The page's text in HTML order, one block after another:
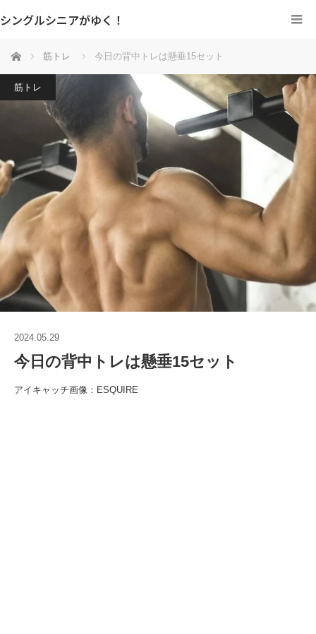
シングルシニアがゆく！
ホーム 筋トレ 今日の背中トレは懸垂15セット
筋トレ
2024.05.29
今日の背中トレは懸垂15セット
アイキャッチ画像：ESQUIRE